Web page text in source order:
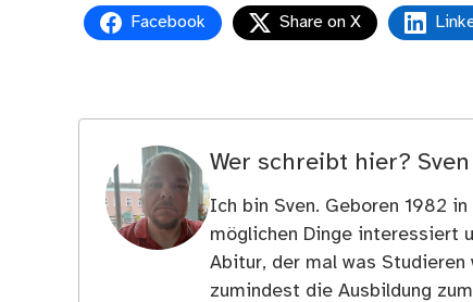
Facebook Share on X
Wer schreibt hier?
Ich bin Sven. Geboren 1982
möglichen Dinge interessiert
Abitur, der mal was
zumindest die Ausbildung